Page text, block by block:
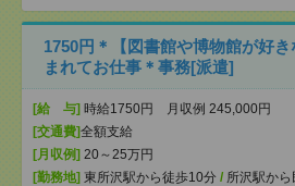
1750円＊【図書館や博物館が好
まれてお仕事＊事務[派遣]
[給 与] 時給1750円 月収例 245,000円
[交通費]全額支給
[月収例] 20～25万円
[勤務地] 東所沢駅から徒歩10分 / 所沢駅か